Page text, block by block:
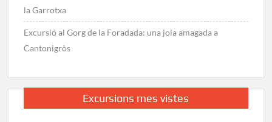
la Garrotxa
Excursió al Gorg de la Foradada: una joia amagada a
Cantonigròs
Excursions mes vistes